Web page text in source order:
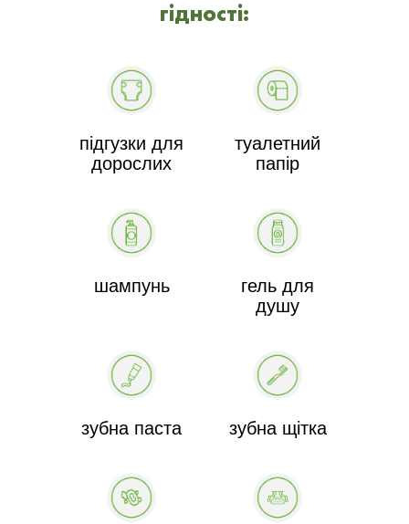
гідності:
підгузки для
дорослих
туалетний
папір
шампунь
гель для
душу
зубна паста зубна щітка